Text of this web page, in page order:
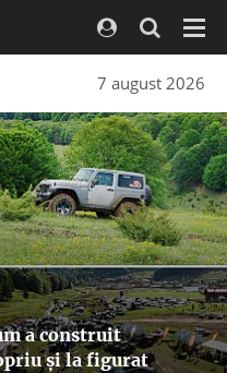
7 august 2026
a construit
și la figurat